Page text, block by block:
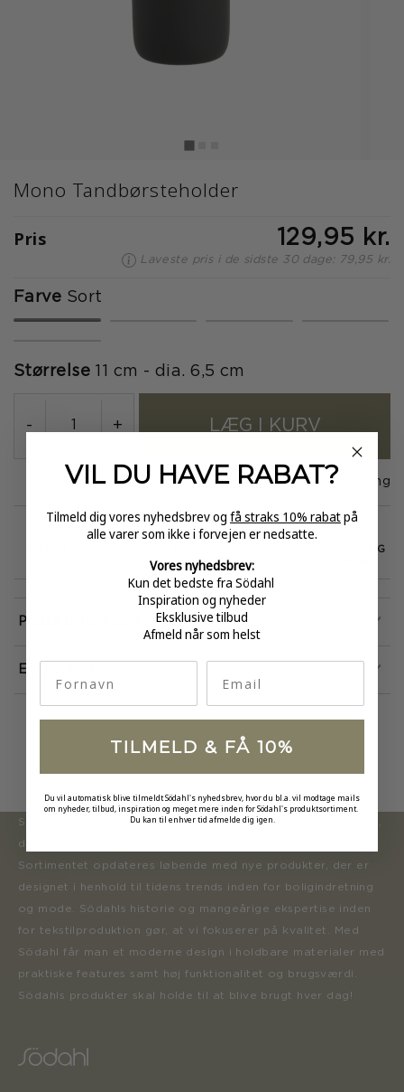
Mono Tandbørsteholder
Pris 129,95 kr.
Laveste pris i de sidste 30 dage: 79,95 kr.
Farve Sort
valgte
Størrelse 11 cm - dia. 6,5 cm
- + LÆG I KURV
På lager 1-3 dages levering
certificeret
HURTIG LEVERING
Egenskaber
Produktinformation
Södahl ønsker at tilbyde en moderne og attraktiv kollektion,
der inspirerer forbrugerne til at forny deres hjem.
Sortimentet opdateres løbende med nye produkter, der er
designet i henhold til tidens trends inden for boligindretning
og mode. Södahls historie og mangeårige ekspertise inden
for tekstilproduktion gør, at vi fokuserer på kvalitet. Med
Södahl får man et moderne design i holdbare materialer med
praktiske features samt høj funktionalitet og brugsværdi.
Södahls produkter skal holde til at blive brugt hver dag!
VIL DU HAVE RABAT?
Tilmeld dig vores nyhedsbrev og få straks 10% rabatpå
alle varer som ikke i forvejen er nedsatte.
Vores nyhedsbrev:
Kun det bedste fra Södahl
Inspiration og nyheder
Eksklusive tilbud
Afmeld når som helst
TILMELD & FÅ 10%
Du vil automatisk blive tilmeldt Södahl's nyhedsbrev, hvor du bl.a. vil modtage mails
om nyheder, tilbud, inspiration og meget mere inden for Södahl's produktsortiment.
Du kan til enhver tid afmelde dig igen.